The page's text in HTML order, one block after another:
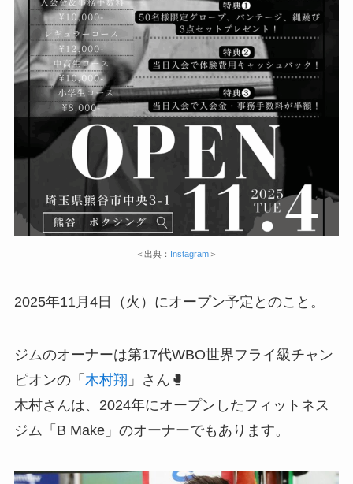
＜出典： Instagram ＞
2025年11月4日（火）にオープン予定とのこと。
ジムのオーナーは第17代WBO世界フライ級チャン
ピオンの「 木村翔 」さん🥊
木村さんは、2024年にオープンしたフィットネス
ジム「B Make」のオーナーでもあります。